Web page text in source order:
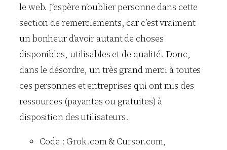
le web. J’espère n’oublier personne dans cette
section de remerciements, car c’est vraiment
un bonheur d’avoir autant de choses
disponibles, utilisables et de qualité. Donc,
dans le désordre, un très grand merci à toutes
ces personnes et entreprises qui ont mis des
ressources (payantes ou gratuites) à
disposition des utilisateurs.
Code : Grok.com & Cursor.com,